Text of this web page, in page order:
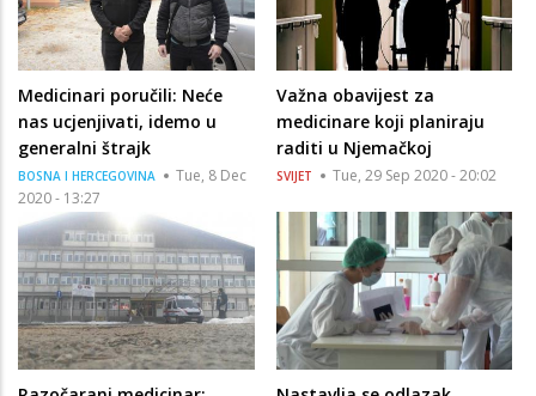
Medicinari poručili: Neće
nas ucjenjivati, idemo u
generalni štrajk
BOSNA I HERCEGOVINA
Tue, 8 Dec
2020 - 13:27
Važna obavijest za
medicinare koji planiraju
raditi u Njemačkoj
SVIJET Tue, 29 Sep 2020 - 20:02